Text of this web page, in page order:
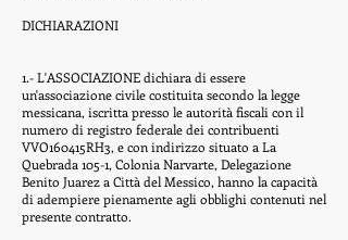
DICHIARAZIONI
1.- L'ASSOCIAZIONE dichiara di essere
un'associazione civile costituita secondo la legge
messicana, iscritta presso le autorità fiscali con il
numero di registro federale dei contribuenti
VVO160415RH3, e con indirizzo situato a La
Quebrada 105-1, Colonia Narvarte, Delegazione
Benito Juarez a Città del Messico, hanno la capacità
di adempiere pienamente agli obblighi contenuti nel
presente contratto.